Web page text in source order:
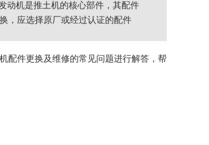
动机是推土机的核心部件，其配件
，应选择原厂或经过认证的配件
配件更换及维修的常见问题进行解答，帮